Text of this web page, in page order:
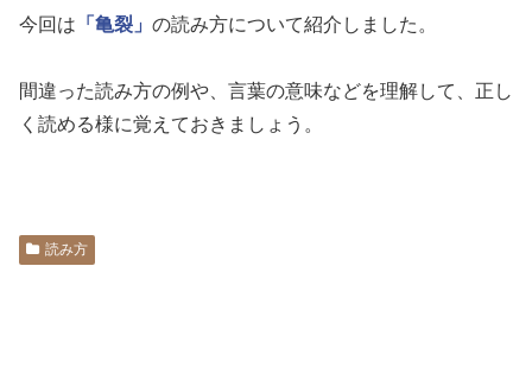
今回は 「亀裂」 の読み方について紹介しました。
間違った読み方の例や、言葉の意味などを理解して、正し
く読める様に覚えておきましょう。
読み方